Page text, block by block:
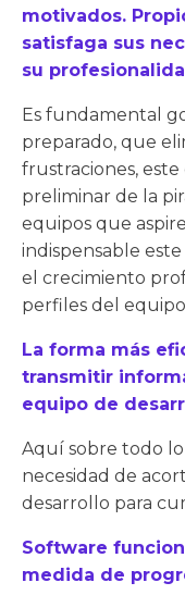
motivados.
satisfaga sus
su
Es fundamental
preparado, que
frustraciones,
preliminar de la
equipos que
indispensable
el crecimiento
perfiles del
La forma más
transmitir
equipo de
Aquí sobre todo
necesidad de
desarrollo para
Software
medida de